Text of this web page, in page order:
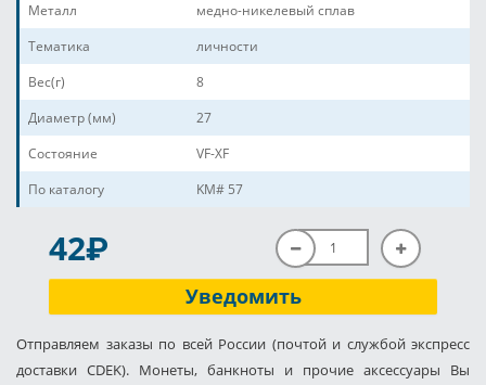
Металл
медно-никелевый сплав
Тематика
личности
Вес(г)
8
Диаметр (мм)
27
Состояние
VF-XF
По каталогу
KM# 57
42P
Уведомить
Отправляем заказы по всей России (почтой и службой экспресс
доставки CDEK). Монеты, банкноты и прочие аксессуары Вы